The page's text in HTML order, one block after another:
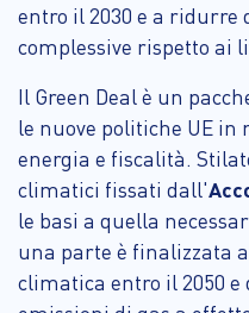
entro il 2030 e a ridurre
complessive rispetto ai
Il Green Deal è un
le nuove politiche UE
energia e fiscalità.
climatici fissati dall'
le basi a quella
una parte è finalizzata
climatica entro il 2050